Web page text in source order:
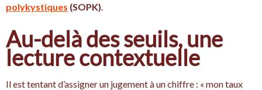
polykystiques (SOPK)
Au-delà des seuils, une
lecture contextuelle
Il est tentant d’assigner un jugement à un chiffre : « mon taux